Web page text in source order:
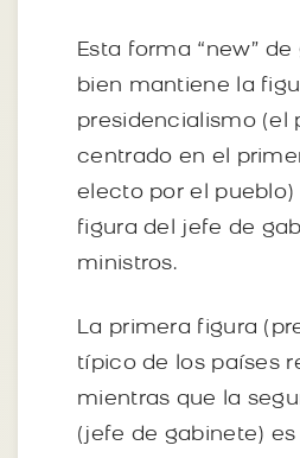
Esta forma “new”
bien mantiene la
presidencialismo (el
centrado en el
electo por el pueblo)
figura del jefe de
ministros.
La primera figura
típico de los países
mientras que la
(jefe de gabinete)